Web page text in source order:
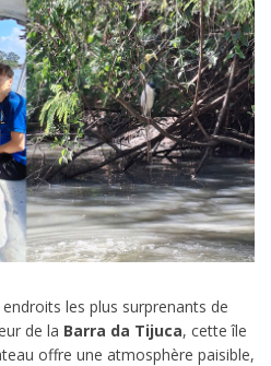
endroits les plus surprenants de
de la Barra da Tijuca, cette île
offre une atmosphère paisible,